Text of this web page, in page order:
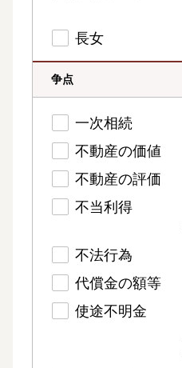
長女
争点
一次相続
不動産の価値
不動産の評価
不当利得
不法行為
代償金の額等
使途不明金